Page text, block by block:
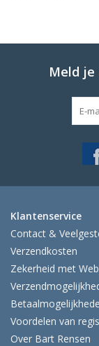
Meld je
Klantenservice
Contact &
Verzendkosten
Zekerheid met
Voordelen van
Over Bart Rensen